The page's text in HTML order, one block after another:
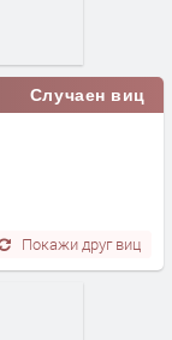
Случаен виц
Покажи друг виц